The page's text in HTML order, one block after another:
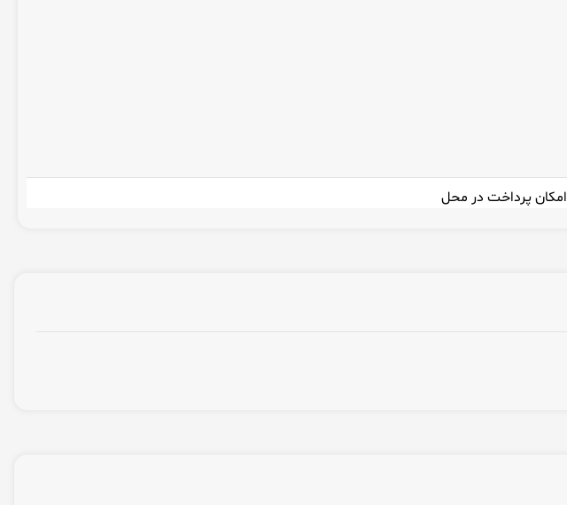
امکان پرداخت در محل